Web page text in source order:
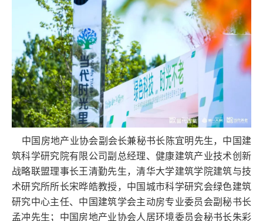
中国房地产业协会副会长兼秘书长陈宜明先生，中国建
筑科学研究院有限公司副总经理、健康建筑产业技术创新
战略联盟理事长王清勤先生，清华大学建筑学院建筑与技
术研究所所长宋晔皓教授，中国城市科学研究会绿色建筑
研究中心主任、中国建筑学会主动房专业委员会副秘书长
孟冲先生；中国房地产业协会人居环境委员会秘书长朱彩